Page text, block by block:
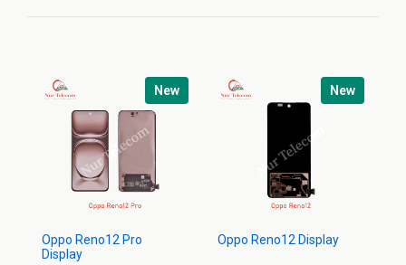
New
Oppo Reno12 Pro
Display
New
Oppo Reno12 Display